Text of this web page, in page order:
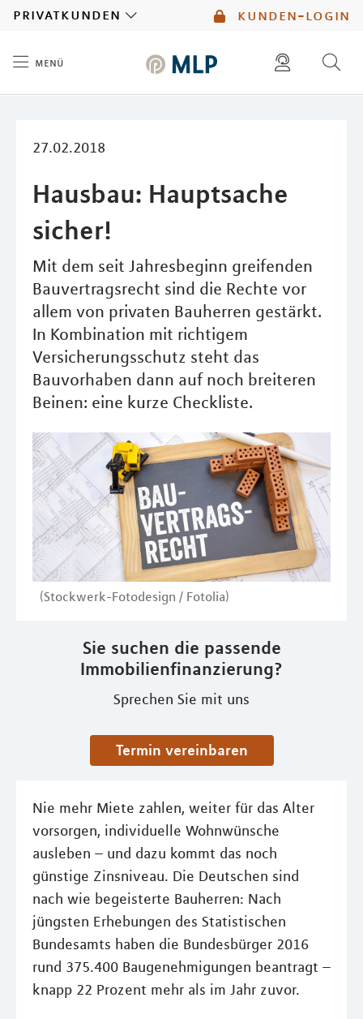
kunden-login
privatkunden
menü
27.02.2018
Hausbau: Hauptsache
sicher!
Mit dem seit Jahresbeginn greifenden
Bauvertragsrecht sind die Rechte vor
allem von privaten Bauherren gestärkt.
In Kombination mit richtigem
Versicherungsschutz steht das
Bauvorhaben dann auf noch breiteren
Beinen: eine kurze Checkliste.
(Stockwerk-Fotodesign / Fotolia)
Sie suchen die passende
Immobilienfinanzierung?
Sprechen Sie mit uns
Termin vereinbaren
Nie mehr Miete zahlen, weiter für das Alter
vorsorgen, individuelle Wohnwünsche
ausleben – und dazu kommt das noch
günstige Zinsniveau. Die Deutschen sind
nach wie begeisterte Bauherren: Nach
jüngsten Erhebungen des Statistischen
Bundesamts haben die Bundesbürger 2016
rund 375.400 Baugenehmigungen beantragt –
knapp 22 Prozent mehr als im Jahr zuvor.